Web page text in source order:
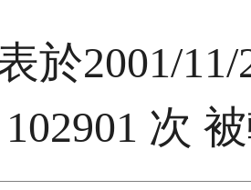
於2001/11/
次